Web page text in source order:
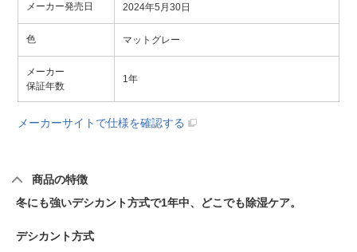
メーカー発売日 2024年5月30日
色 マットグレー
メーカー
保証年数
1年
メーカーサイトで仕様を確認する
商品の特徴
冬にも強いデシカント方式で1年中、どこでも除湿ケア。
デシカント方式